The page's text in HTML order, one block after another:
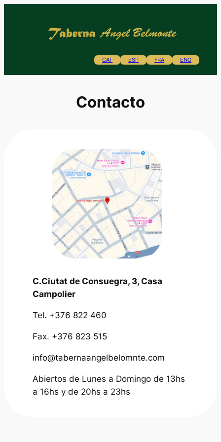
CAT ESP FRA ENG
Contacto
C.Ciutat de Consuegra, 3, Casa
Campolier
Tel. +376 822 460
Fax. +376 823 515
info@tabernaangelbelomnte.com
Abiertos de Lunes a Domingo de 13hs
a 16hs y de 20hs a 23hs